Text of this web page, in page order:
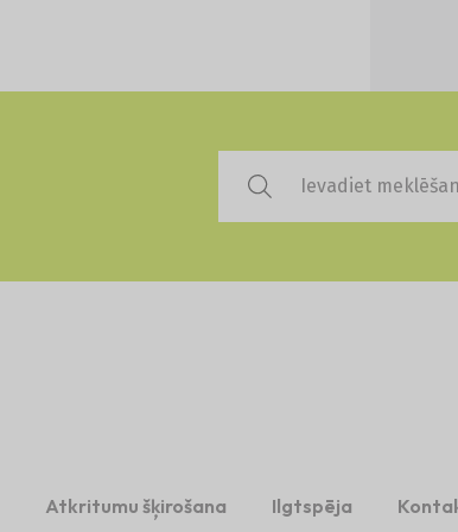
Atkritumu šķirošana Ilgtspēja